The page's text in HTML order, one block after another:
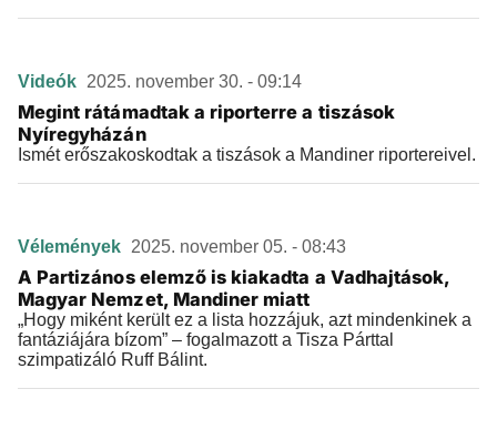
Videók 2025. november 30. - 09:14
Megint rátámadtak a riporterre a tiszások
Nyíregyházán
Ismét erőszakoskodtak a tiszások a Mandiner riportereivel.
Vélemények 2025. november 05. - 08:43
A Partizános elemző is kiakadta a Vadhajtások,
Magyar Nemzet, Mandiner miatt
„Hogy miként került ez a lista hozzájuk, azt mindenkinek a
fantáziájára bízom” – fogalmazott a Tisza Párttal
szimpatizáló Ruff Bálint.